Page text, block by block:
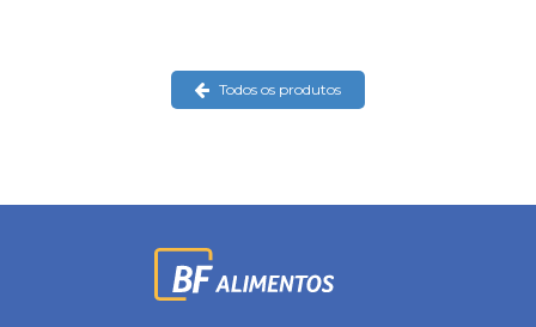
Todos os produtos